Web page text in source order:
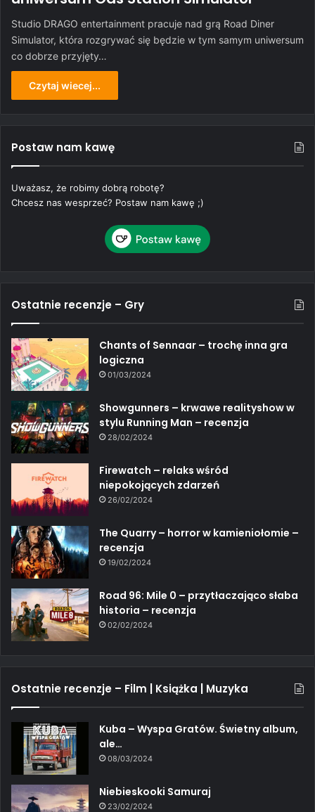
Studio DRAGO entertainment pracuje nad grą Road Diner
Simulator, która rozgrywać się będzie w tym samym uniwersum
co dobrze przyjęty…
Czytaj wiecej...
Postaw nam kawę
Uważasz, że robimy dobrą robotę?
Chcesz nas wesprzeć? Postaw nam kawę ;)
Ostatnie recenzje – Gry
Chants of Sennaar – trochę inna gra
logiczna
01/03/2024
Showgunners – krwawe realityshow w
stylu Running Man – recenzja
28/02/2024
Firewatch – relaks wśród
niepokojących zdarzeń
26/02/2024
The Quarry – horror w kamieniołomie –
recenzja
19/02/2024
Road 96: Mile 0 – przytłaczająco słaba
historia – recenzja
02/02/2024
Ostatnie recenzje – Film | Książka | Muzyka
Kuba – Wyspa Gratów. Świetny album,
ale…
08/03/2024
Niebieskooki Samuraj
23/02/2024